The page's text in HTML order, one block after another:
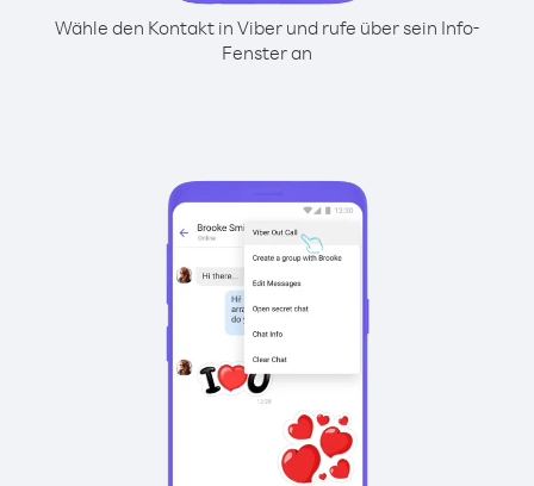
Wähle den Kontakt in Viber und rufe über sein Info-
Fenster an